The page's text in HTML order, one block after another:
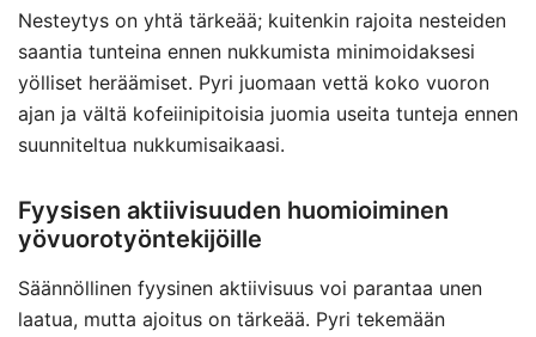
Nesteytys on yhtä tärkeää; kuitenkin rajoita nesteiden
saantia tunteina ennen nukkumista minimoidaksesi
yölliset heräämiset. Pyri juomaan vettä koko vuoron
ajan ja vältä kofeiinipitoisia juomia useita tunteja ennen
suunniteltua nukkumisaikaasi.
Fyysisen aktiivisuuden huomioiminen
yövuorotyöntekijöille
Säännöllinen fyysinen aktiivisuus voi parantaa unen
laatua, mutta ajoitus on tärkeää. Pyri tekemään